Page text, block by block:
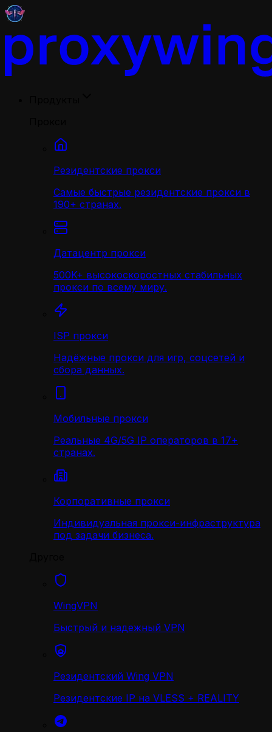
Резидентские прокси
Самые быстрые резидентские прокси в
190+ странах.
Датацентр прокси
500K+ высокоскоростных стабильных
прокси по всему миру.
ISP прокси
Надёжные прокси для игр, соцсетей и
сбора данных.
Мобильные прокси
Реальные 4G/5G IP операторов в 17+
странах.
Корпоративные прокси
Индивидуальная прокси-инфраструктура
под задачи бизнеса.
WingVPN
Быстрый и надежный VPN
Резидентский Wing VPN
Резидентские IP на VLESS + REALITY